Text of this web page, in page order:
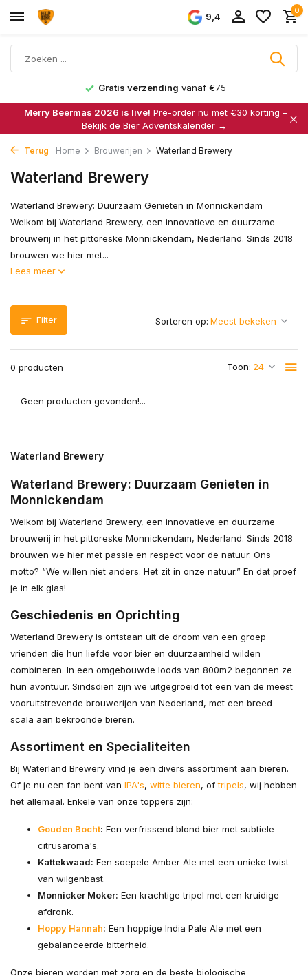
9,4
0
Gratis verzending vanaf €75
Merry Beermas 2026 is live! Pre-order nu met €30 korting –
Bekijk de Bier Adventskalender →
Terug Home Brouwerijen Waterland Brewery
Waterland Brewery
Waterland Brewery: Duurzaam Genieten in Monnickendam
Welkom bij Waterland Brewery, een innovatieve en duurzame
brouwerij in het pittoreske Monnickendam, Nederland. Sinds 2018
brouwen we hier met...
Lees meer
Filter
0 producten Toon:
Sorteren op:
Geen producten gevonden!...
Waterland Brewery
Waterland Brewery: Duurzaam Genieten in
Monnickendam
Welkom bij Waterland Brewery, een innovatieve en duurzame
brouwerij in het pittoreske Monnickendam, Nederland. Sinds 2018
brouwen we hier met passie en respect voor de natuur. Ons
motto? “We willen niet anders. Het zit in onze natuur.” En dat proef
je in elk glas!
Geschiedenis en Oprichting
Waterland Brewery is ontstaan uit de droom van een groep
vrienden die hun liefde voor bier en duurzaamheid wilden
combineren. In een omgebouwde loods van 800m2 begonnen ze
hun avontuur. Sindsdien zijn we uitgegroeid tot een van de meest
vooruitstrevende brouwerijen van Nederland, met een breed
scala aan bekroonde bieren.
Assortiment en Specialiteiten
Bij Waterland Brewery vind je een divers assortiment aan bieren.
Of je nu een fan bent van IPA's, witte bieren, oftripels, wij hebben
het allemaal. Enkele van onze toppers zijn:
Gouden Bocht: Een verfrissend blond bier met subtiele
citrusaroma's.
Kattekwaad: Een soepele Amber Ale met een unieke twist
van wilgenbast.
Monnicker Moker: Een krachtige tripel met een kruidige
afdronk.
Hoppy Hannah: Een hoppige India Pale Ale met een
gebalanceerde bitterheid.
Onze bieren worden met zorg en de beste biologische